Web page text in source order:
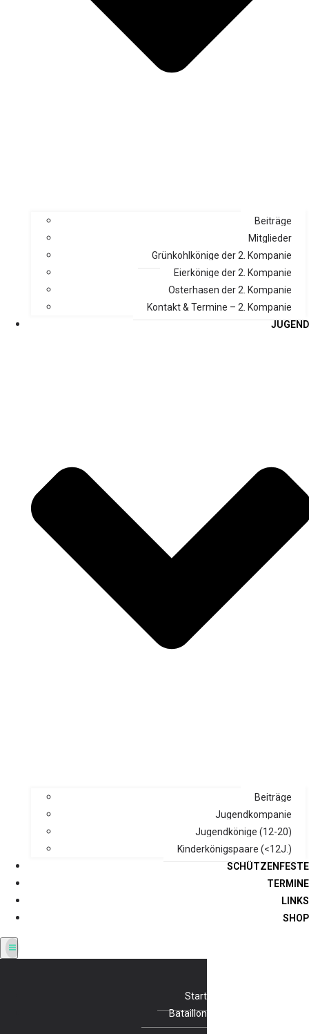
Beiträge
Mitglieder
Grünkohlkönige der 2. Kompanie
Eierkönige der 2. Kompanie
Osterhasen der 2. Kompanie
Kontakt & Termine – 2. Kompanie
JUGEND
Beiträge
Jugendkompanie
Jugendkönige (12-20)
Kinderkönigspaare (<12J.)
SCHÜTZENFESTE
TERMINE
LINKS
SHOP
Start
Bataillon